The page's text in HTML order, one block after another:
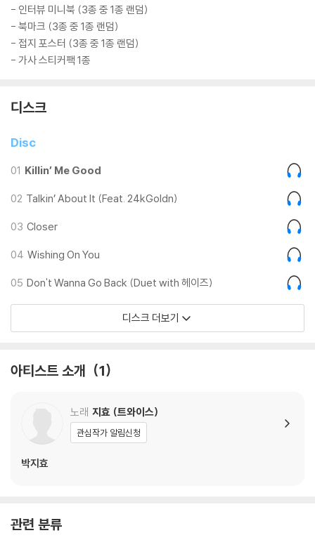
가수들과 함께 작업한 이력의 멜라니 폰타나(Melanie Fontana), 린드그
렌(Lindgren), 몬스터즈 앤 스트레인저스 작가 마르쿠스 로맥스(Marcu
s Lomax) 등 유수 작가진이 의기투합해 지효만의 색을 띄는 명곡을 탄생
시켰다. 신곡 ‘Killin' Me Good' 뮤직비디오와 비주얼 콘셉트에는 다채로
지효는 트와이스로서 보여준 모습에서 더 나아가 '솔로 아티스트'의 역량
dn)'(토킹 어바웃 잇), 'Closer'(클로저), 'Wishing On You'(위싱 온
유), 'Don't Wanna Go Back (Duet with 헤이즈)'(돈 워너 고 백), 'Ro
om'(룸), 'Nightmare'(나이트메어)까지 총 6곡 모든 수록곡의 곡 작업
에 참여해 차곡차곡 쌓아온 음악성을 드러낸다. 특히 미국 빌보드 메인 차
감성의 뮤지션 헤이즈와 의기투합한 곡에서는 신선한 음악 시너지를 발산
해 색다른 면모를 선보인다. 마지막 트랙에 자리한 'Nightmare'는 트와이
스 다섯 번째 월드투어 'READY TO BE'(레디 투 비) 개인 무대에서 선공
개돼 전 세계 팬들의 뜨거운 환호를 모았고, 이 곡의 정식 발매를 기다린 원
해 하나(ONE)의 음악 세계와 깊은 내면을 난연히 노래한다. 트와이스 나
연에 이어 팀 내 두 번째 솔로 주자로 나서며 그룹으로서, 솔로로서도 모두
[Credit]
Lyrics by J.Y. Park “The Asiansoul”
- 인터뷰 미니북 (3종 중 1종 랜덤)
- 북마크 (3종 중 1종 랜덤)
- 접지 포스터 (3종 중 1종 랜덤)
- 가사 스티커팩 1종
디스크
Disc
01 Killin’ Me Good
02 Talkin’ About It (Feat. 24kGoldn)
03 Closer
04 Wishing On You
05 Don't Wanna Go Back (Duet with 헤이즈)
디스크 더보기
아티스트 소개 1
노래 지효 (트와이스)
관심작가 알림신청
박지효
관련 분류